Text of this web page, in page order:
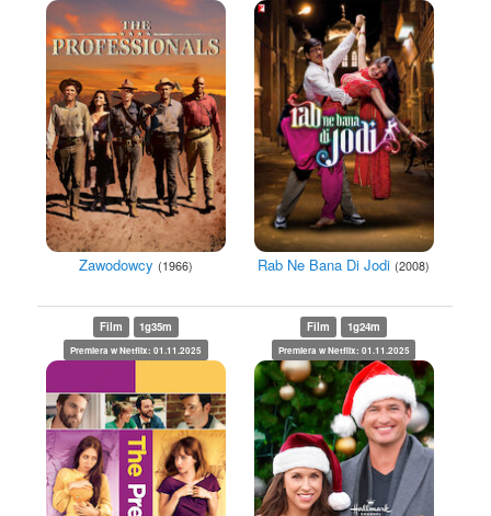
Zawodowcy (1966) Rab Ne Bana Di Jodi (2008)
Film 1g35m
Premiera w Netflix: 01.11.2025
Film 1g24m
Premiera w Netflix: 01.11.2025